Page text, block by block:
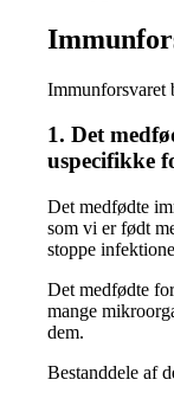
Immunforsvaret
1. Det
uspecifikke
Det medfødte
som vi er født
stoppe
Det medfødte
mange
dem.
Bestanddele af